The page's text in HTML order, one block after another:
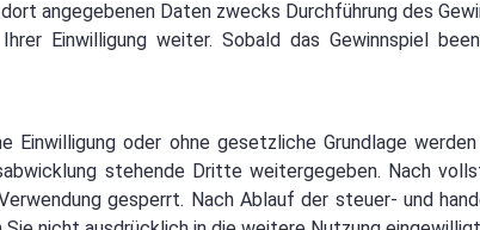
angegebenen Daten zwecks Durchführung des
Einwilligung weiter. Sobald das Gewinnspiel
Einwilligung oder ohne gesetzliche Grundlage
stehende Dritte weitergegeben. Nach
gesperrt. Nach Ablauf der steuer- und